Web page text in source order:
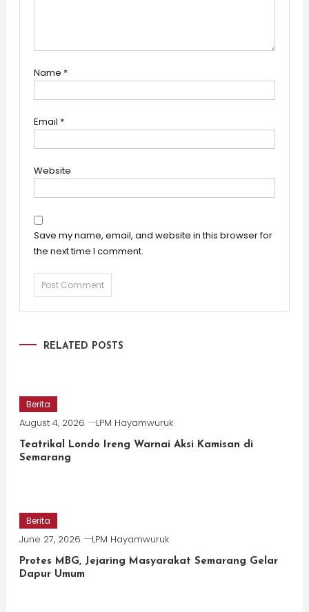
Name *
Email *
Website
Save my name, email, and website in this browser for
the next time I comment.
RELATED POSTS
Berita
August 4, 2026 LPM Hayamwuruk
Teatrikal Londo Ireng Warnai Aksi Kamisan di
Semarang
Berita
June 27, 2026 LPM Hayamwuruk
Protes MBG, Jejaring Masyarakat Semarang Gelar
Dapur Umum